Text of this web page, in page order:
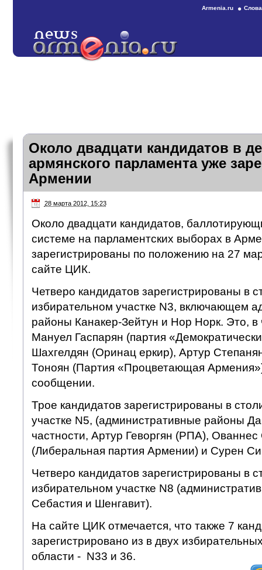
Armenia.ru
Около двадцати кандидатов в
армянского парламента уже
Армении
28 марта 2012, 15:23
Около двадцати кандидатов,
системе на парламентских выборах в
зарегистрированы по положению на 27
сайте ЦИК.
Четверо кандидатов зарегистрированы в
избирательном участке N3, включающем
районы Канакер-Зейтун и Нор Норк. Это, в
Мануел Гаспарян (партия
Шахгелдян (Оринац еркир), Артур
Тоноян (Партия «Процветающая
сообщении.
Трое кандидатов зарегистрированы в
участке N5, (административные районы
частности, Артур Геворгян (РПА),
(Либеральная партия Армении) и Сурен
Четверо кандидатов зарегистрированы в
избирательном участке N8
Себастия и Шенгавит).
На сайте ЦИК отмечается, что также 7
зарегистрировано из в двух
области - N33 и 36.